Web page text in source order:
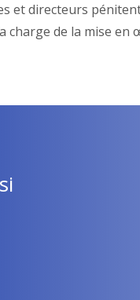
et directeurs
charge de la mise en